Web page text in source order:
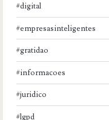
#digital
#empresasinteligentes
#gratidao
#informacoes
#juridico
#lgpd